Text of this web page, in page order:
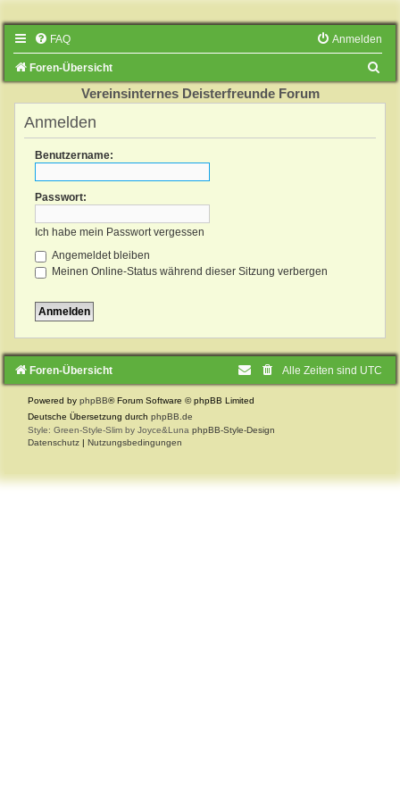
FAQ Anmelden
Foren-Übersicht
Vereinsinternes Deisterfreunde Forum
Anmelden
Benutzername:
Passwort:
Ich habe mein Passwort vergessen
Angemeldet bleiben
Meinen Online-Status während dieser Sitzung verbergen
Foren-Übersicht Alle Zeiten sind UTC
Powered by phpBB® Forum Software © phpBB Limited
Deutsche Übersetzung durch phpBB.de
Style: Green-Style-Slim by Joyce&Luna phpBB-Style-Design
Datenschutz
Nutzungsbedingungen